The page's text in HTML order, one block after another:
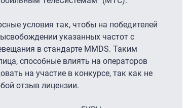
условия так, чтобы на победителей
указанных частот с
в стандарте MMDS. Таким
способные влиять на операторов
на участие в конкурсе, так как не
отзыв лицензии.